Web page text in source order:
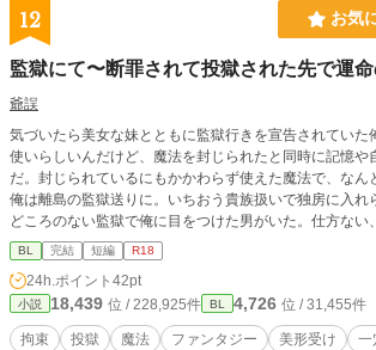
12 お気
監獄にて〜断罪されて投獄された先で運
爺誤
気づいたら美女な妹とともに監獄行きを宣告されていた
使いらしいんだけど、魔法を封じられたと同時に記憶や
だ。封じられているにもかかわらず使えた魔法で、なん
俺は離島の監獄送りに。いちおう貴族扱いで独房に入れ
どころのない監獄で俺に目をつけた男がいた。仕方ない
絶世の美形なのだろうから(鏡が見たい)
BL 完結 短編 R18
24h.ポイント 42pt
小説 18,439 位 / 228,925件 BL 4,726 位 / 31,455件
拘束 投獄 魔法 ファンタジー 美形受け
一